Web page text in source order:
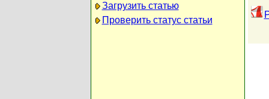
Загрузить статью
Проверить статус статьи